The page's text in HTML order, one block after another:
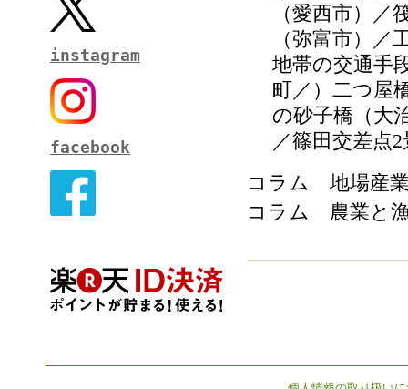
instagram
facebook
（愛西市）
（弥富市）
地帯の交通手
町／）二つ屋
の砂子橋（大
／篠田交差点2
コラム 地場産
コラム 農業と